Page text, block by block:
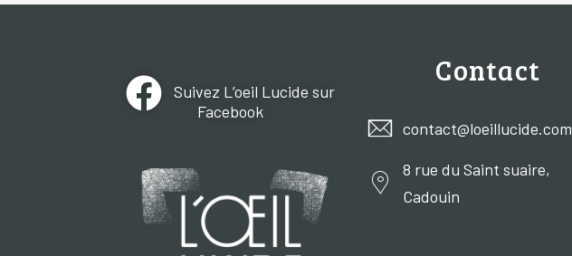
Suivez L’oeil Lucide sur
Facebook
Contact
contact@loeillucide.com
8 rue du Saint suaire,
Cadouin